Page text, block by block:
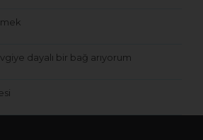
dayalı bir bağ arıyorum